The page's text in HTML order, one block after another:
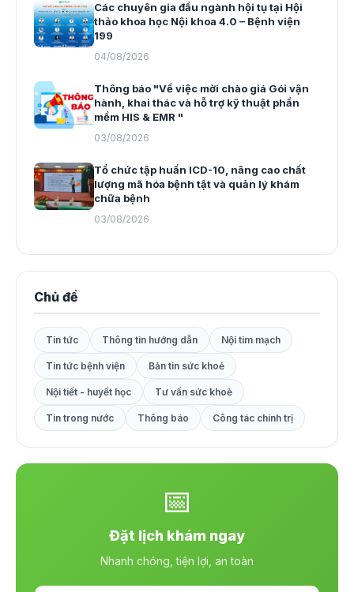
Các chuyên gia đầu ngành hội tụ tại Hội
thảo khoa học Nội khoa 4.0 – Bệnh viện
199
04/08/2026
Thông báo "Về việc mời chào giá Gói vận
hành, khai thác và hỗ trợ kỹ thuật phần
mềm HIS & EMR "
03/08/2026
Tổ chức tập huấn ICD-10, nâng cao chất
lượng mã hóa bệnh tật và quản lý khám
chữa bệnh
03/08/2026
Chủ đề
Tin tức Thông tin hướng dẫn Nội tim mạch
Tin tức bệnh viện Bản tin sức khoẻ
Nội tiết - huyết học Tư vấn sức khoẻ
Tin trong nước Thông báo Công tác chính trị
📅
Đặt lịch khám ngay
Nhanh chóng, tiện lợi, an toàn